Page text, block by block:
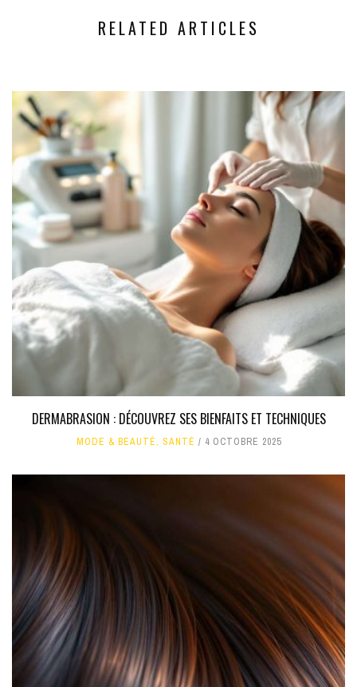
RELATED ARTICLES
DERMABRASION : DÉCOUVREZ SES BIENFAITS ET TECHNIQUES
MODE & BEAUTÉ, SANTÉ 4 OCTOBRE 2025